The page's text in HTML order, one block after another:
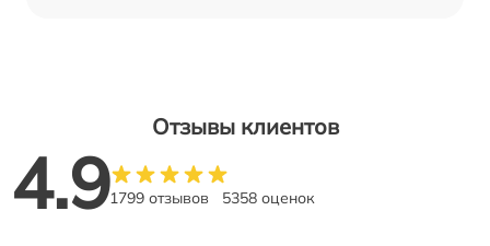
Отзывы клиентов
4.91799 отзывов 5358 оценок